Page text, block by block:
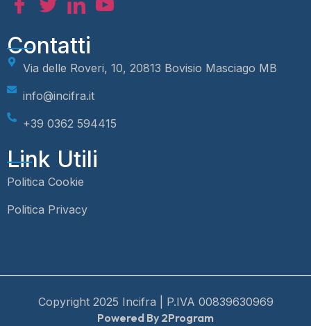
Contatti
Via delle Roveri, 10, 20813 Bovisio Masciago MB
info@incifra.it
+39 0362 594415
Link Utili
Politica Cookie
Politica Privacy
Copyright 2025 Incifra | P.IVA 00839630969
Powered By 2Program